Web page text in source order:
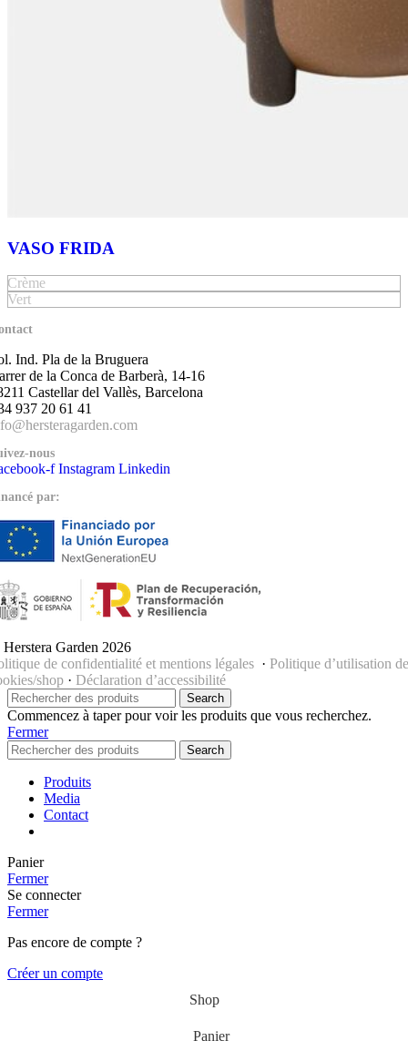
VASO FRIDA
Crème
Vert
Ind. Pla de la Bruguera
de la Conca de Barberà, 14-16
Castellar del Vallès, Barcelona
937 20 61 41
nous
f Instagram Linkedin
par:
Garden 2026
de confidentialité et mentions légales · Politique d’utilisation
shop · Déclaration d’accessibilité
Search
Commencez à taper pour voir les produits que vous recherchez.
Fermer
Search
Produits
Media
Contact
Panier
Fermer
Se connecter
Fermer
Pas encore de compte ?
Créer un compte
Shop
Panier